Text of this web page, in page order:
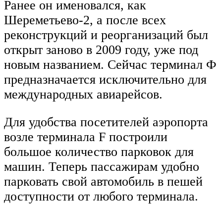
Ранее он именовался, как
Шереметьево-2, а после всех
реконструкций и реорганизаций был
открыт заново в 2009 году, уже под
новым названием. Сейчас терминал Ф
предназначается исключительно для
международных авиарейсов.
Для удобства посетителей аэропорта
возле терминала F построили
большое количество парковок для
машин. Теперь пассажирам удобно
парковать свой автомобиль в пешей
доступности от любого терминала.